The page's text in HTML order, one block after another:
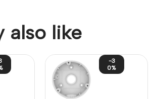
also like
-3
0%